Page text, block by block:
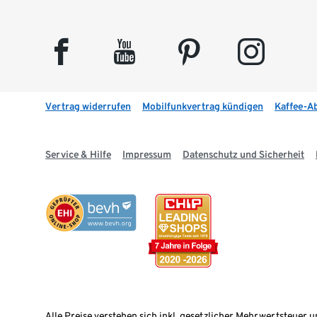
facebook youtube pinterest instagram
Vertrag widerrufen Mobilfunkvertrag kündigen Kaffee-
Service & Hilfe Impressum Datenschutz und Sicherheit